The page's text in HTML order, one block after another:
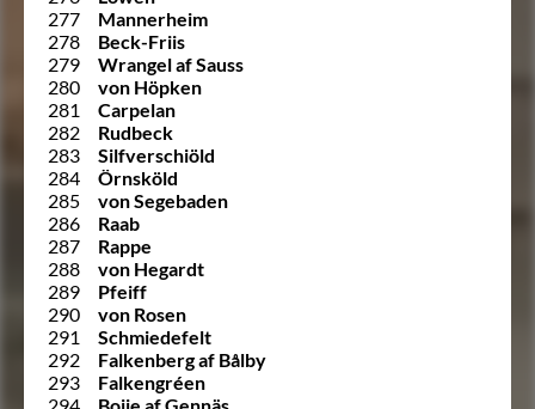
277
Mannerheim
278
Beck-Friis
279
Wrangel af Sauss
280
von Höpken
281
Carpelan
282
Rudbeck
283
Silfverschiöld
284
Örnsköld
285
von Segebaden
286
Raab
287
Rappe
288
von Hegardt
289
Pfeiff
290
von Rosen
291
Schmiedefelt
292
Falkenberg af Bålby
293
Falkengréen